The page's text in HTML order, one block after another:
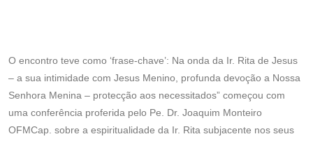
O encontro teve como ‘frase-chave’: Na onda da Ir. Rita de Jesus
– a sua intimidade com Jesus Menino, profunda devoção a Nossa
Senhora Menina – protecção aos necessitados” começou com
uma conferência proferida pelo Pe. Dr. Joaquim Monteiro
OFMCap. sobre a espiritualidade da Ir. Rita subjacente nos seus